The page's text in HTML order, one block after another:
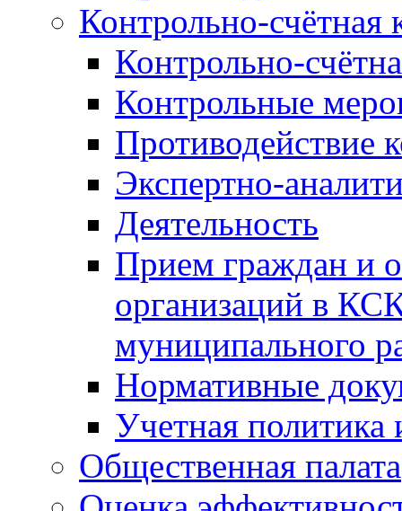
Контрольно-счётная
Контрольно-
Контрольные
Противодействие
Экспертно-
Деятельность
Прием граждан и
организаций в
муниципального
Нормативные
Учетная политика
Общественная палата